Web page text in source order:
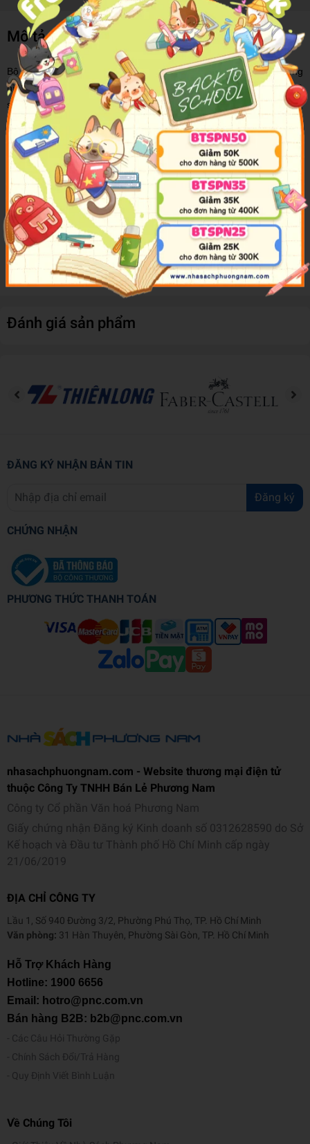
Mô tả sản phẩm
Bộ sách đầy đủ gồm 06 cuốn lật mở Vẫn là sách màu với những
hình ảnh ngộ nghĩnh được giới thiệu đến cho các bé, nhưng bộ
sách 06 cuốn với 6 chủ đề: Vegetables - Rau củ; Toys - Đồ chơi;
Animals - Động vật; Transportation - Phương tiện giao thông;
Numbers - Số đếm; Fruits - Trái cây được Trí Việt books gửi đến
cho các bé hết sức đặc biệt. Mỗi cuốn sách đề được thiết kế với
các trang sách như một kho báu bí mật với vô khối những miếng lật
mở để bé tự mình khám phá. Với hình ảnh sinh động, tươi sáng,
trang sách được bồi 3 lớp giấy Ivory dày với các miếng lật nhiều
hình dạng sẽ giúp bé thoải mái có thể chơi đi chơi lại nhiều lần. Mỗi
cuốn sách được trình bày song ngữ Việt – Anh về một chủ đề riêng
biệt, giúp bé tăng vốn từ tiếng Việt và tiếng Anh một cách đơn giản,
hiệu quả.
Đánh giá sản phẩm
ĐĂNG KÝ NHẬN BẢN TIN
Đăng ký
CHỨNG NHẬN
PHƯƠNG THỨC THANH TOÁN
nhasachphuongnam.com - Website thương mại điện tử
thuộc Công Ty TNHH Bán Lẻ Phương Nam
Công ty Cổ phần Văn hoá Phương Nam
Giấy chứng nhận Đăng ký Kinh doanh số 0312628590 do Sở
Kế hoạch và Đầu tư Thành phố Hồ Chí Minh cấp ngày
21/06/2019
ĐỊA CHỈ CÔNG TY
Lầu 1, Số 940 Đường 3/2, Phường Phú Thọ, TP. Hồ Chí Minh
Văn phòng: 31 Hàn Thuyên, Phường Sài Gòn, TP. Hồ Chí Minh
Hỗ Trợ Khách Hàng
Hotline: 1900 6656
Email: hotro@pnc.com.vn
Bán hàng B2B: b2b@pnc.com.vn
Các Câu Hỏi Thường Gặp
Chính Sách Đổi/Trả Hàng
Quy Định Viết Bình Luận
Về Chúng Tôi